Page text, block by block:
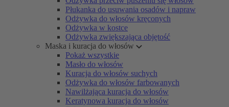
Płukanka do usuwania osadów i napraw
Odżywka do włosów kręconych
Odżywka w kostce
Odżywka zwiększająca objętość
Maska i kuracja do włosów
Pokaż wszystkie
Masło do włosów
Kuracja do włosów suchych
Odżywka do włosów farbowanych
Nawilżająca kuracja do włosów
Keratynowa kuracja do włosów